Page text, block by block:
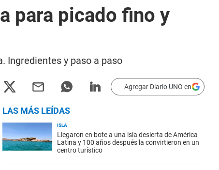
para picado fino y
Ingredientes y paso a paso
Agregar Diario UNO en
LAS MÁS LEÍDAS
ISLA
Llegaron en bote a una isla desierta de América
Latina y 100 años después la convirtieron en un
centro turístico